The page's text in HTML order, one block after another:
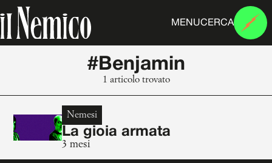
MENUCERCA
#Benjamin
1 articolo trovato
Nemesi
La gioia armata
3 mesi